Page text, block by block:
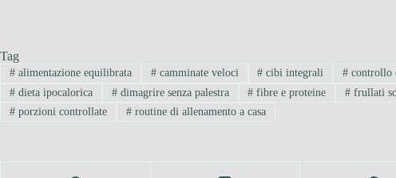
Tag
#alimentazione equilibrata #camminate veloci # cibi integrali # controllo
#dieta ipocalorica #dimagrire senza palestra # fibre e proteine # frullati
#porzioni controllate #routine di allenamento a casa